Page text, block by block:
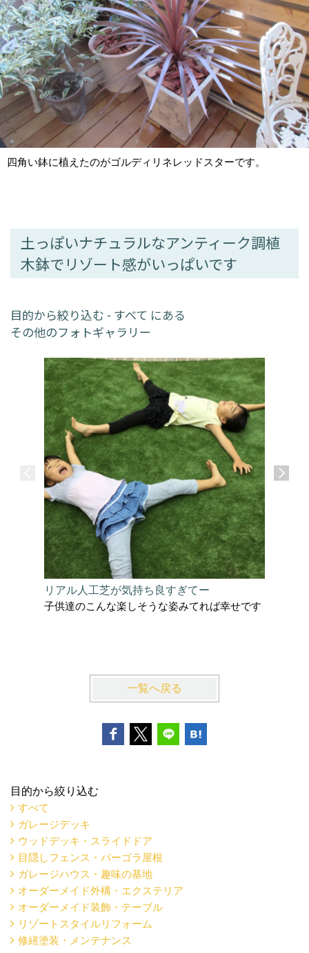
四角い鉢に植えたのがゴルディリネレッドスターです。
土っぽいナチュラルなアンティーク調植
木鉢でリゾート感がいっぱいです
目的から絞り込む - すべて にある
その他のフォトギャラリー
リアル人工芝が気持ち良すぎてー
子供達のこんな楽しそうな姿みてれば幸せです
一覧へ戻る
目的から絞り込む
すべて
ガレージデッキ
ウッドデッキ・スライドドア
目隠しフェンス・パーゴラ屋根
ガレージハウス・趣味の基地
オーダーメイド外構・エクステリア
オーダーメイド装飾・テーブル
リゾートスタイルリフォーム
修繕塗装・メンテナンス